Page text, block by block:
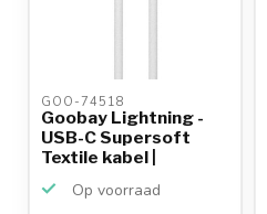
GOO-74518
Goobay Lightning -
USB-C Supersoft
Textile kabel |
Op voorraad